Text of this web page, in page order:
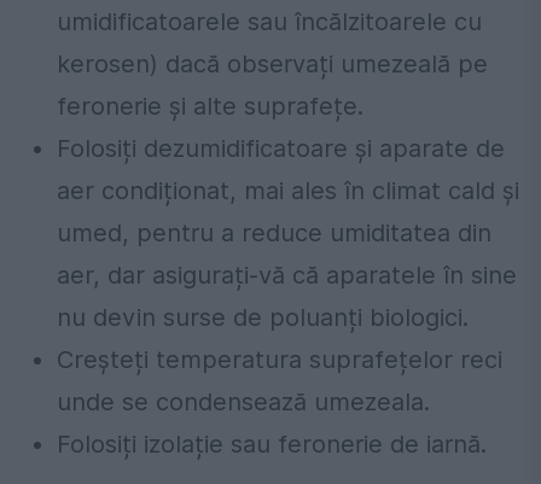
umidificatoarele sau încălzitoarele cu
kerosen) dacă observați umezeală pe
feronerie și alte suprafețe.
Folosiți dezumidificatoare și aparate de
aer condiționat, mai ales în climat cald și
umed, pentru a reduce umiditatea din
aer, dar asigurați-vă că aparatele în sine
nu devin surse de poluanți biologici.
Creșteți temperatura suprafețelor reci
unde se condensează umezeala.
Folosiți izolație sau feronerie de iarnă.